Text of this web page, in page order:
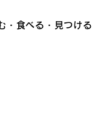
・食べる・見つける